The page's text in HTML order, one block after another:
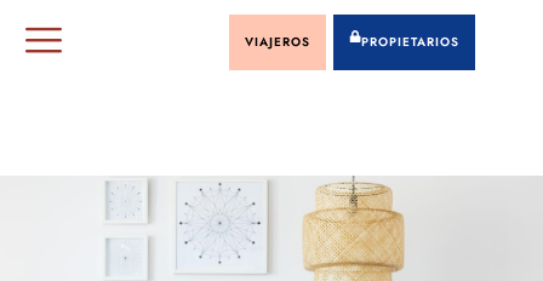
VIAJEROS PROPIETARIOS